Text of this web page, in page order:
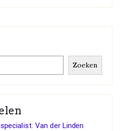
Zoeken
Van der Linden